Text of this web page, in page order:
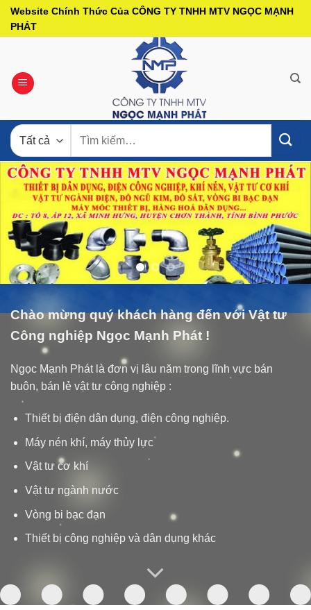
Bỏ
qua
Website Chính Thức Của CÔNG TY TNHH MTV NGỌC MẠNH
PHÁT
kiếm:
Chào mừng quý khách hàng đến với Vật tư
Công nghiệp Ngọc Mạnh Phát !
Ngọc Mạnh Phát là đơn vị lâu năm trong lĩnh vực bán
buôn, bán lẻ vật tư công nghiệp :
Thiết bị điện dân dụng, điện công nghiệp.
Máy nén khí, máy thủy lực
Vật tư cơ khí
Vật tư ngành nước
Vòng bi bạc đạn
Thiết bị công nghiệp và dân dụng khác